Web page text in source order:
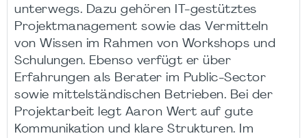
unterwegs. Dazu gehören IT-gestütztes
Projektmanagement sowie das Vermitteln
von Wissen im Rahmen von Workshops und
Schulungen. Ebenso verfügt er über
Erfahrungen als Berater im Public-Sector
sowie mittelständischen Betrieben. Bei der
Projektarbeit legt Aaron Wert auf gute
Kommunikation und klare Strukturen. Im